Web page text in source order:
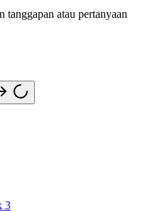
tanggapan atau pertanyaan
3